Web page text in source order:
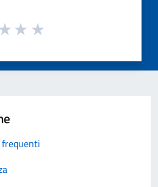
frequenti